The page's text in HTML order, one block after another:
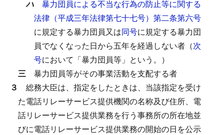
ハ 暴力団員による不当な行為の防止等に関する
法律（平成三年法律第七十七号）第二条第六号
に規定する暴力団員又は同号に規定する暴力団
員でなくなった日から五年を経過しない者（次
号において「暴力団員等」という。）
三 暴力団員等がその事業活動を支配する者
３ 総務大臣は、指定をしたときは、当該指定を受け
た電話リレーサービス提供機関の名称及び住所、電
話リレーサービス提供業務を行う事務所の所在地並
びに電話リレーサービス提供業務の開始の日を公示